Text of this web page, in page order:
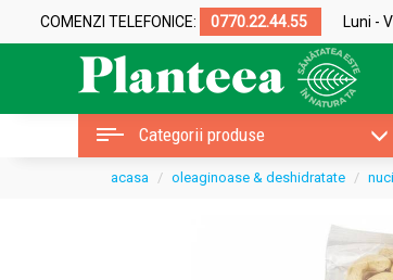
COMENZI TELEFONICE: 0770.22.44.55 Luni -
Categorii produse
acasa oleaginoase & deshidratate